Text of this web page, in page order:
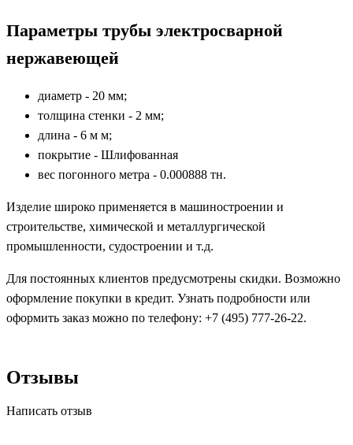
Параметры трубы электросварной
нержавеющей
диаметр - 20 мм;
толщина стенки - 2 мм;
длина - 6 м м;
покрытие - Шлифованная
вес погонного метра - 0.000888 тн.
Изделие широко применяется в машиностроении и
строительстве, химической и металлургической
промышленности, судостроении и т.д.
Для постоянных клиентов предусмотрены скидки. Возможно
оформление покупки в кредит. Узнать подробности или
оформить заказ можно по телефону: +7 (495) 777-26-22.
Отзывы
Написать отзыв